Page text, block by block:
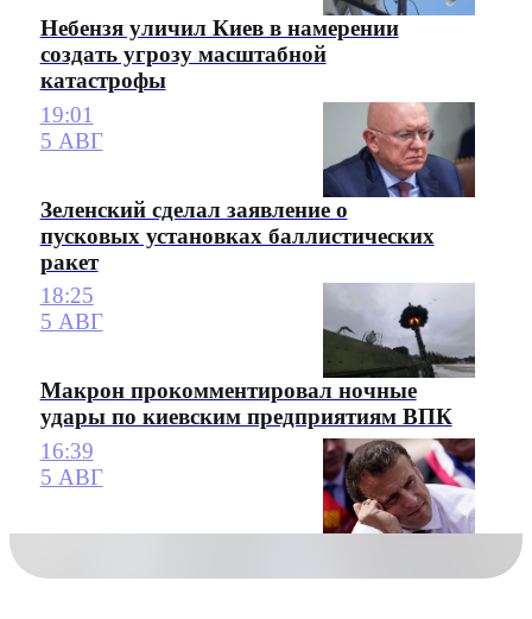
Небензя уличил Киев в намерении
создать угрозу масштабной
катастрофы
19:01
5 АВГ
Зеленский сделал заявление о
пусковых установках баллистических
ракет
18:25
5 АВГ
Макрон прокомментировал ночные
удары по киевским предприятиям ВПК
16:39
5 АВГ